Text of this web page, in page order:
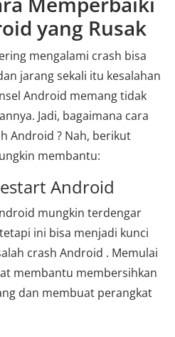
yang Rusak
mengalami crash bisa
jarang sekali itu kesalahan
Android memang tidak
Jadi, bagaimana cara
Android ? Nah, berikut
membantu:
Android
mungkin terdengar
ini bisa menjadi kunci
crash Android . Memulai
membantu membersihkan
dan membuat perangkat